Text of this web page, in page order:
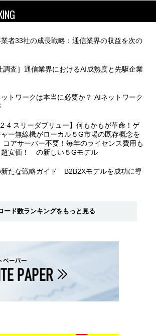
者33社の成長戦略：通信業界の収益を次の
調査］通信業界におけるAI成熟度と先駆企業
トワークは本当に必要か？ AIネットワーク
4 スリーダブリュー】何もかもが革命！ゲ
ー無線機がローカル５G市場の既存概念を
コアサーバー不要！毎年のライセンス費用も
超安価！ の新しい５Gモデル
たな戦略ガイド B2B2Xモデルを成功に導
ード数ランキングをもっと見る